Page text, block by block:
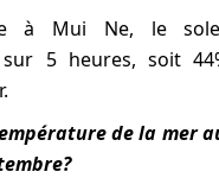
à Mui Ne, le
sur 5 heures, soit
de la mer